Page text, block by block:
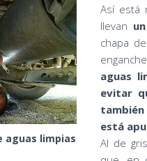
aguas limpias
Así está
llevan
chapa
aguas
evitar
también
está
Al de